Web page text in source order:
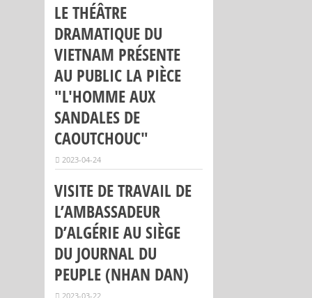
LE THÉÂTRE
DRAMATIQUE DU
VIETNAM PRÉSENTE
AU PUBLIC LA PIÈCE
"L'HOMME AUX
SANDALES DE
CAOUTCHOUC"
2023-04-24
VISITE DE TRAVAIL DE
L’AMBASSADEUR
D’ALGÉRIE AU SIÈGE
DU JOURNAL DU
PEUPLE (NHAN DAN)
2023-03-22